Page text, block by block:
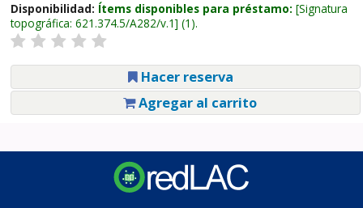
Disponibilidad: Ítems disponibles para préstamo: Signatura
topográfica: 621.374.5/A282/v.1 (1).
Hacer reserva
Agregar al carrito